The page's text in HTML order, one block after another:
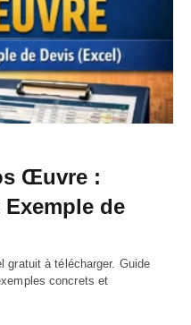
Œuvre :
de
à télécharger. Guide
concrets et